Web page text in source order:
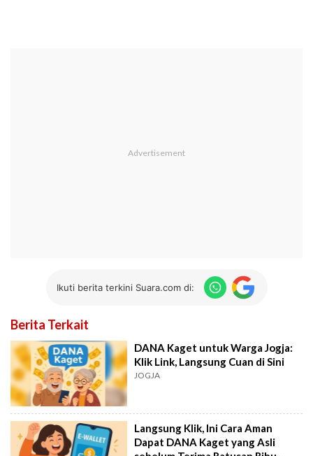
Ikuti berita terkini Suara.com di:
Berita Terkait
DANA Kaget untuk Warga Jogja:
Klik Link, Langsung Cuan di Sini
JOGJA
Langsung Klik, Ini Cara Aman
Dapat DANA Kaget yang Asli